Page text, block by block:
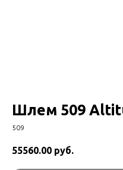
Шлем 509
509
55560.00 руб.